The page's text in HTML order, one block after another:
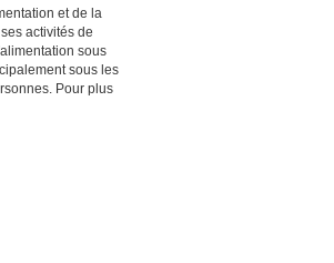
et de la
activités de
sous
sous les
Pour plus